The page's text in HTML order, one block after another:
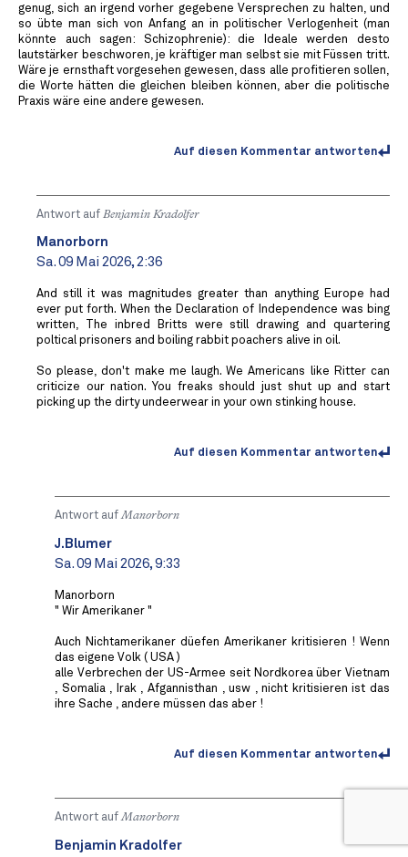
genug, sich an irgend vorher gegebene Versprechen zu halten, und
so übte man sich von Anfang an in politischer Verlogenheit (man
könnte auch sagen: Schizophrenie): die Ideale werden desto
lautstärker beschworen, je kräftiger man selbst sie mit Füssen tritt.
Wäre je ernsthaft vorgesehen gewesen, dass alle profitieren sollen,
die Worte hätten die gleichen bleiben können, aber die politische
Praxis wäre eine andere gewesen.
Auf diesen Kommentar antworten
Antwort auf Benjamin Kradolfer
Manorborn
Sa. 09 Mai 2026, 2:36
And still it was magnitudes greater than anything Europe had
ever put forth. When the Declaration of Independence was bing
written, The inbred Britts were still drawing and quartering
poltical prisoners and boiling rabbit poachers alive in oil.
So please, don't make me laugh. We Americans like Ritter can
criticize our nation. You freaks should just shut up and start
picking up the dirty undeerwear in your own stinking house.
Auf diesen Kommentar antworten
Antwort aufManorborn
J.Blumer
Sa. 09 Mai 2026, 9:33
Manorborn
" Wir Amerikaner "
Auch Nichtamerikaner düefen Amerikaner kritisieren ! Wenn
das eigene Volk ( USA )
alle Verbrechen der US-Armee seit Nordkorea über Vietnam
, Somalia , Irak , Afgannisthan , usw , nicht kritisieren ist das
ihre Sache , andere müssen das aber !
Auf diesen Kommentar antworten
Antwort aufManorborn
Benjamin Kradolfer